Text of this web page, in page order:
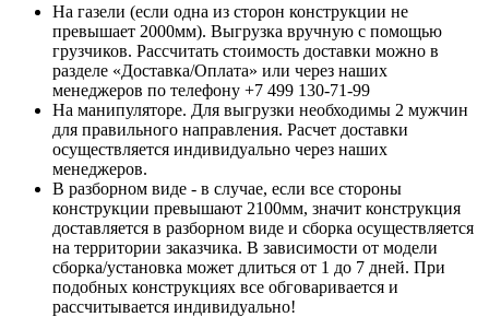
На газели (если одна из сторон конструкции не
превышает 2000мм). Выгрузка вручную с помощью
грузчиков. Рассчитать стоимость доставки можно в
разделе «Доставка/Оплата» или через наших
менеджеров по телефону +7 499 130-71-99
На манипуляторе. Для выгрузки необходимы 2 мужчин
для правильного направления. Расчет доставки
осуществляется индивидуально через наших
менеджеров.
В разборном виде - в случае, если все стороны
конструкции превышают 2100мм, значит конструкция
доставляется в разборном виде и сборка осуществляется
на территории заказчика. В зависимости от модели
сборка/установка может длиться от 1 до 7 дней. При
подобных конструкциях все обговаривается и
рассчитывается индивидуально!